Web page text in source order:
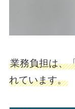
業務負担は、
れています。